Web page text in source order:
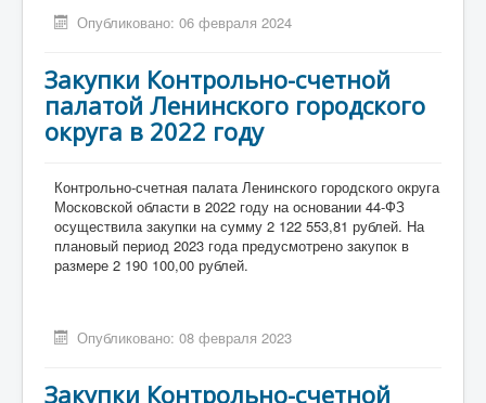
Опубликовано: 06 февраля 2024
Закупки Контрольно-счетной
палатой Ленинского городского
округа в 2022 году
Контрольно-счетная палата Ленинского городского округа
Московской области в 2022 году на основании 44-ФЗ
осуществила закупки на сумму 2 122 553,81 рублей. На
плановый период 2023 года предусмотрено закупок в
размере 2 190 100,00 рублей.
Опубликовано: 08 февраля 2023
Закупки Контрольно-счетной